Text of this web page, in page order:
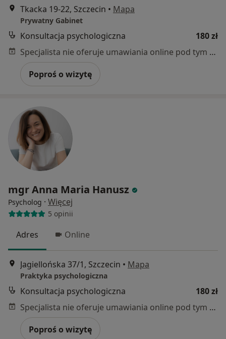
Tkacka 19-22, Szczecin • Mapa
Prywatny Gabinet
Konsultacja psychologiczna
180 zł
Specjalista nie oferuje umawiania online pod tym adresem.
Poproś o wizytę
mgr Anna Maria Hanusz
Psycholog · Więcej
5 opinii
Adres Online
Jagiellońska 37/1, Szczecin • Mapa
Praktyka psychologiczna
Konsultacja psychologiczna
180 zł
Specjalista nie oferuje umawiania online pod tym adresem.
Poproś o wizytę